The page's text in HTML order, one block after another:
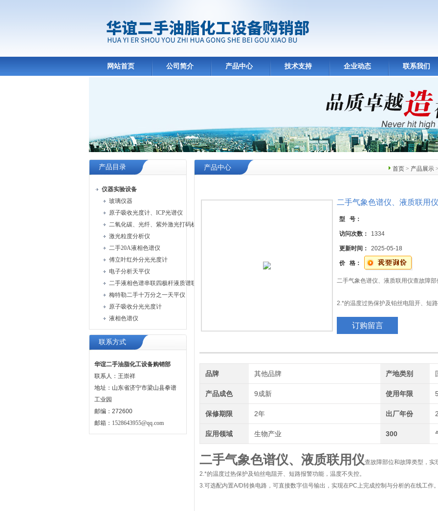
网站首页 公司简介 产品中心 技术支持 企业动态 联系我们
产品目录
仪器实验设备
玻璃仪器
原子吸收光度计、ICP光谱仪
二氧化碳、光纤、紫外激光打码机、油墨喷码机
激光粒度分析仪
二手20A液相色谱仪
傅立叶红外分光光度计
电子分析天平仪
二手液相色谱串联四极杆液质谱联用仪
梅特勒二手十万分之一天平仪
原子吸收分光光度计
液相色谱仪
联系方式
华谊二手油脂化工设备购销部
联系人：王崇祥
地址：山东省济宁市梁山县拳谱
工业园
邮编：272600
邮箱： 1528643955@qq.com
首页 > 产品展示
产品中心
二手气象色谱仪、液质联用仪
型 号：
访问次数： 1334
更新时间： 2025-05-18
价 格：
二手气象色谱仪、液质联用仪查故障部
2.*的温度过热保护及铂丝电阻开、短
3.可选配内置A/D转换电路，可直接数
订购留言
品牌 其他品牌 产地类别
产品成色 9成新 使用年限
保修期限 2年 出厂年份
应用领域 生物产业 300
二手气象色谱仪、液质联用仪查故障部位和故障类型，实
2.*的温度过热保护及铂丝电阻开、短路报警功能，温度不失控。
3.可选配内置A/D转换电路，可直接数字信号输出，实现在PC上完成控制与分析的在线工作。